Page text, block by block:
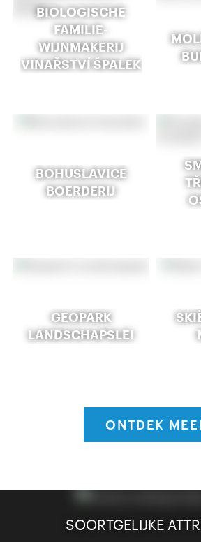
BIOLOGISCHE
FAMILIE-
WIJNMAKERIJ
VINAŘSTVÍ ŠPALEK
BOHUSLAVICE
BOERDERIJ
GEOPARK
LANDSCHAPSLEI
ONTDEK
SOORTGELIJKE